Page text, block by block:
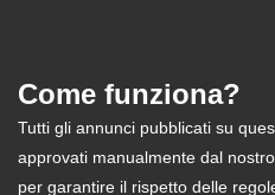
Come funziona?
Tutti gli annunci pubblicati su
approvati manualmente dal
per garantire il rispetto delle